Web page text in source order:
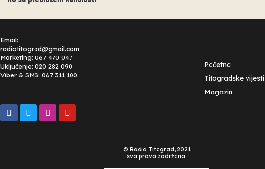
Email:
radiotitograd@gmail.com
Marketing: 067 470 047
Uključenje: 020 282 090
Viber & SMS: 067 311 100
Početna
Titogradske vijesti
Magazin
© Radio Titograd, 2021
sva prava zadržana